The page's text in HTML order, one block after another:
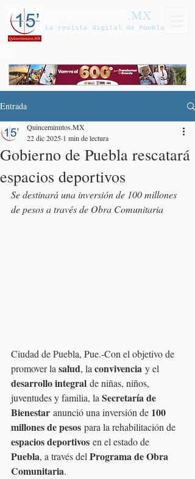
.MX
La revista digital de Puebla
Entrada
Gobierno de Puebla rescatará
espacios deportivos
Quinceminutos.MX
22 dic 2025 1 min de lectura
Se destinará una inversión de 100 millones
de pesos a través de Obra Comunitaria
Ciudad de Puebla, Pue.-Con el objetivo de
promover la salud, la convivencia y el
desarrollo integral de niñas, niños,
juventudes y familia, la Secretaría de
Bienestar anunció una inversión de 100
millones de pesos para la rehabilitación de
espacios deportivos en el estado de
Puebla, a través del Programa de Obra
Comunitaria.